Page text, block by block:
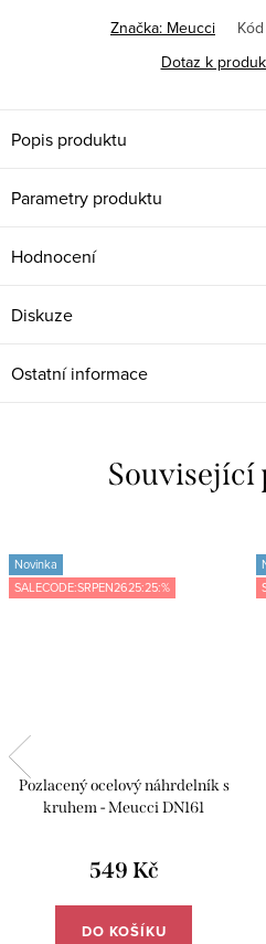
Značka: Meucci
Dotaz k
Popis produktu
Parametry produktu
Hodnocení
Diskuze
Ostatní informace
Novinka
SALECODE:SRPEN2625:25:%
Pozlacený ocelový náhrdelník s
kruhem - Meucci DN161
549 Kč
DO KOŠÍKU